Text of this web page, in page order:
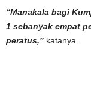
“Manakala bagi
1 sebanyak empat
peratus,” katanya.